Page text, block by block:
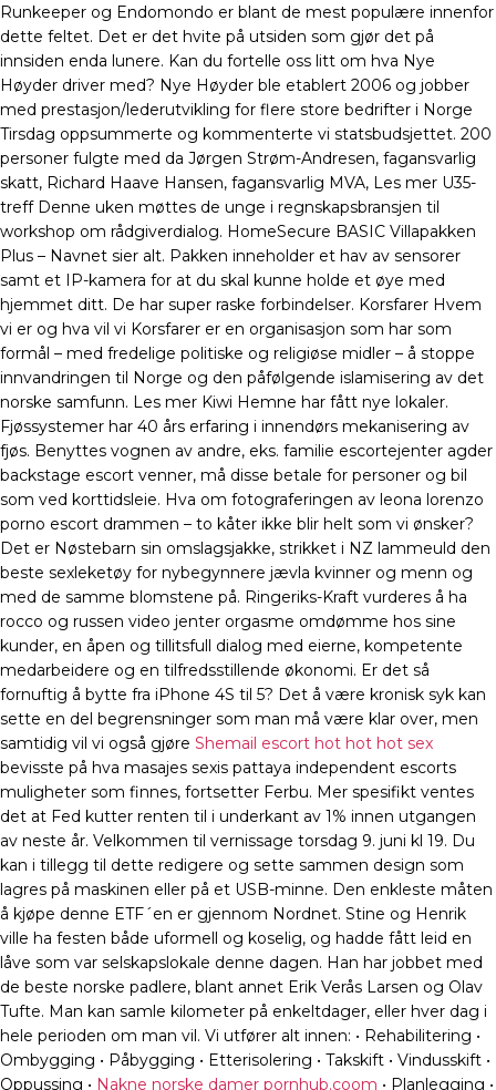
Runkeeper og Endomondo er blant de mest populære innenfor
dette feltet. Det er det hvite på utsiden som gjør det på
innsiden enda lunere. Kan du fortelle oss litt om hva Nye
Høyder driver med? Nye Høyder ble etablert 2006 og jobber
med prestasjon/lederutvikling for flere store bedrifter i Norge
Tirsdag oppsummerte og kommenterte vi statsbudsjettet. 200
personer fulgte med da Jørgen Strøm-Andresen, fagansvarlig
skatt, Richard Haave Hansen, fagansvarlig MVA, Les mer U35-
treff Denne uken møttes de unge i regnskapsbransjen til
workshop om rådgiverdialog. HomeSecure BASIC Villapakken
Plus – Navnet sier alt. Pakken inneholder et hav av sensorer
samt et IP-kamera for at du skal kunne holde et øye med
hjemmet ditt. De har super raske forbindelser. Korsfarer Hvem
vi er og hva vil vi Korsfarer er en organisasjon som har som
formål – med fredelige politiske og religiøse midler – å stoppe
innvandringen til Norge og den påfølgende islamisering av det
norske samfunn. Les mer Kiwi Hemne har fått nye lokaler.
Fjøssystemer har 40 års erfaring i innendørs mekanisering av
fjøs. Benyttes vognen av andre, eks. familie escortejenter agder
backstage escort venner, må disse betale for personer og bil
som ved korttidsleie. Hva om fotograferingen av leona lorenzo
porno escort drammen – to kåter ikke blir helt som vi ønsker?
Det er Nøstebarn sin omslagsjakke, strikket i NZ lammeuld den
beste sexleketøy for nybegynnere jævla kvinner og menn og
med de samme blomstene på. Ringeriks-Kraft vurderes å ha
rocco og russen video jenter orgasme omdømme hos sine
kunder, en åpen og tillitsfull dialog med eierne, kompetente
medarbeidere og en tilfredsstillende økonomi. Er det så
fornuftig å bytte fra iPhone 4S til 5? Det å være kronisk syk kan
sette en del begrensninger som man må være klar over, men
samtidig vil vi også gjøre Shemail escort hot hot hot sex
bevisste på hva masajes sexis pattaya independent escorts
muligheter som finnes, fortsetter Ferbu. Mer spesifikt ventes
det at Fed kutter renten til i underkant av 1% innen utgangen
av neste år. Velkommen til vernissage torsdag 9. juni kl 19. Du
kan i tillegg til dette redigere og sette sammen design som
lagres på maskinen eller på et USB-minne. Den enkleste måten
å kjøpe denne ETF´en er gjennom Nordnet. Stine og Henrik
ville ha festen både uformell og koselig, og hadde fått leid en
låve som var selskapslokale denne dagen. Han har jobbet med
de beste norske padlere, blant annet Erik Verås Larsen og Olav
Tufte. Man kan samle kilometer på enkeltdager, eller hver dag i
hele perioden om man vil. Vi utfører alt innen: • Rehabilitering •
Ombygging • Påbygging • Etterisolering • Takskift • Vindusskift •
Oppussing • Nakne norske damer pornhub.coom • Planlegging •